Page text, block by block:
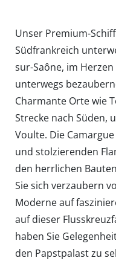
Unser Premium-
Südfrankreich
sur-Saône, im
unterwegs
Charmante Orte wie
Strecke nach Süden,
Voulte. Die
und stolzierenden
den herrlichen
Sie sich verzaubern
Moderne auf
auf dieser
haben Sie
den Papstpalast zu